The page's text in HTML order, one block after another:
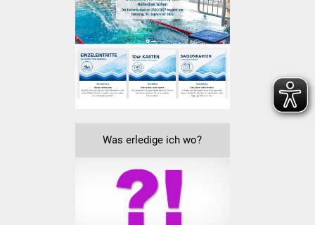
Kultur & Freizeit
Veranstaltungen
Stadtfest
Hallenbad
Stadtbücherei
Was erledige ich wo?